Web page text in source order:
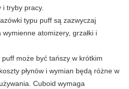
i tryby pracy.
typu puff są zazwyczaj
wymienne atomizery, grzałki i
puff może być tańszy w krótkim
płynów i wymian będą różne w
Cuboid wymaga